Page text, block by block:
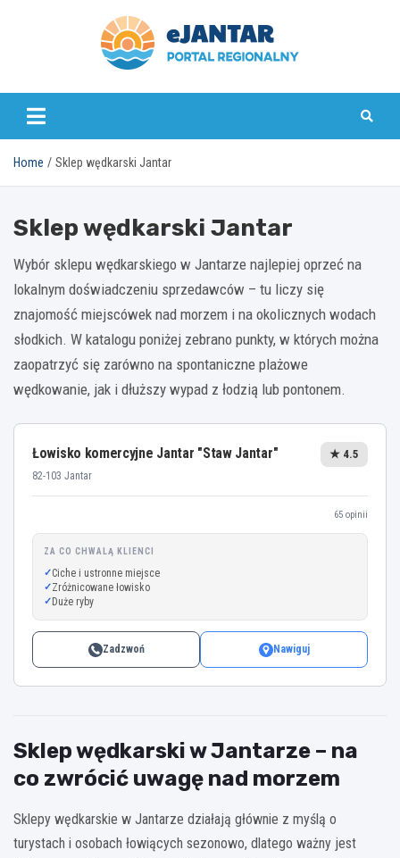
ejantar.pl
Home Sklep wędkarski Jantar
Sklep wędkarski Jantar
Wybór sklepu wędkarskiego w Jantarze najlepiej oprzeć na
lokalnym doświadczeniu sprzedawców – tu liczy się
znajomość miejscówek nad morzem i na okolicznych wodach
słodkich. W katalogu poniżej zebrano punkty, w których można
zaopatrzyć się zarówno na spontaniczne plażowe
wędkowanie, jak i dłuższy wypad z łodzią lub pontonem.
Łowisko komercyjne Jantar "Staw Jantar"
82-103 Jantar
★ 4.5
65 opinii
ZA CO CHWALĄ KLIENCI
Ciche i ustronne miejsce
Zróżnicowane łowisko
Duże ryby
Zadzwoń Nawiguj
Sklep wędkarski w Jantarze – na
co zwrócić uwagę nad morzem
Sklepy wędkarskie w Jantarze działają głównie z myślą o
turystach i osobach łowiących sezonowo, dlatego ważny jest